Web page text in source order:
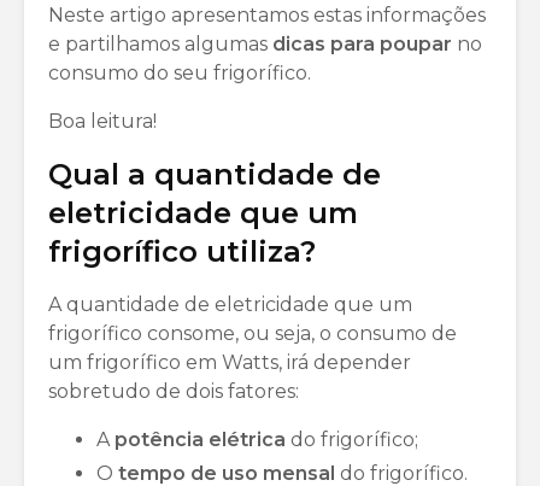
Neste artigo apresentamos estas informações
e partilhamos algumas dicas para poupar no
consumo do seu frigorífico.
Boa leitura!
Qual a quantidade de
eletricidade que um
frigorífico utiliza?
A quantidade de eletricidade que um
frigorífico consome, ou seja, o consumo de
um frigorífico em Watts, irá depender
sobretudo de dois fatores:
A potência elétrica do frigorífico;
O tempo de uso mensal do frigorífico.